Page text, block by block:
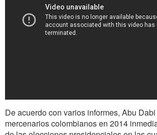
De acuerdo con varios informes, Abu
mercenarios colombianos en 2014